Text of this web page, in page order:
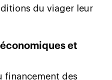
du viager leur
et
financement des